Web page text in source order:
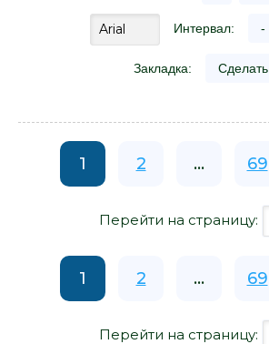
Интервал: -
Закладка: Сделать
1 2 ... 69
Перейти на страницу:
1 2 ... 69
Перейти на страницу: